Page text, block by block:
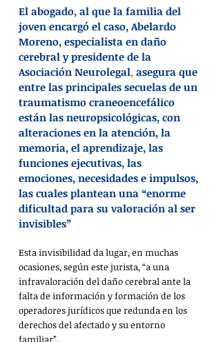
El abogado, al que la familia del
joven encargó el caso, Abelardo
Moreno, especialista en daño
cerebral y presidente de la
Asociación Neurolegal, asegura que
entre las principales secuelas de un
traumatismo craneoencefálico
están las neuropsicológicas, con
alteraciones en la atención, la
memoria, el aprendizaje, las
funciones ejecutivas, las
emociones, necesidades e impulsos,
las cuales plantean una “enorme
dificultad para su valoración al ser
invisibles”
Esta invisibilidad da lugar, en muchas
ocasiones, según este jurista, “a una
infravaloración del daño cerebral ante la
falta de información y formación de los
operadores jurídicos que redunda en los
derechos del afectado y su entorno
familiar”.